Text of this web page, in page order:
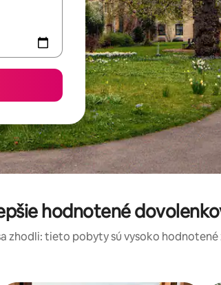
hodnotené
zhodli: tieto pobyty sú vysoko